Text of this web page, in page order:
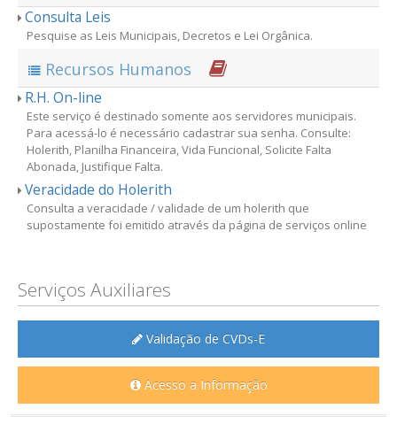
Consulta Leis
Pesquise as Leis Municipais, Decretos e Lei Orgânica.
Recursos Humanos
R.H. On-line
Este serviço é destinado somente aos servidores municipais.
Para acessá-lo é necessário cadastrar sua senha. Consulte:
Holerith, Planilha Financeira, Vida Funcional, Solicite Falta
Abonada, Justifique Falta.
Veracidade do Holerith
Consulta a veracidade / validade de um holerith que
supostamente foi emitido através da página de serviços online
Serviços Auxiliares
Validação de CVDs-E
Acesso a Informação